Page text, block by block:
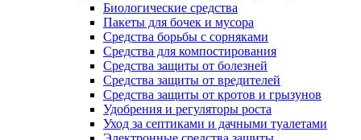
Биологические средства
Пакеты для бочек и мусора
Средства борьбы с сорняками
Средства для компостирования
Средства защиты от болезней
Средства защиты от вредителей
Средства защиты от кротов и грызунов
Удобрения и регуляторы роста
Уход за септиками и дачными туалетами